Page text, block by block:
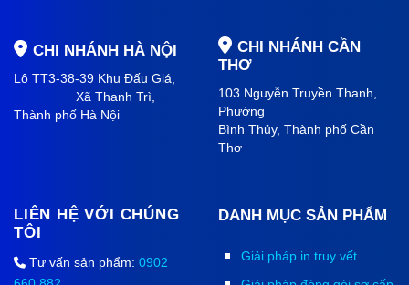
CHI NHÁNH HÀ NỘI
Lô TT3-38-39 Khu Đấu Giá,
Xã Thanh Trì,
Thành phố Hà Nội
CHI NHÁNH CẦN
THƠ
103 Nguyễn Truyền Thanh,
Phường
Bình Thủy, Thành phố Cần
Thơ
LIÊN HỆ VỚI CHÚNG
TÔI
Tư vấn sản phẩm: 0902
DANH MỤC SẢN PHẨM
Giải pháp in truy vết